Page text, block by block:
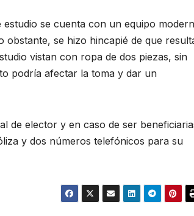
se cuenta con un equipo
se hizo hincapié de que
vistan con ropa de dos piezas, sin
podría afectar la toma y dar un
de elector y en caso de ser
y dos números telefónicos para su